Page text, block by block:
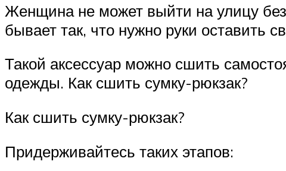
Женщина не может выйти на улицу без
бывает так, что нужно руки оставить
Такой аксессуар можно сшить
одежды. Как сшить сумку-рюкзак?
Как сшить сумку-рюкзак?
Придерживайтесь таких этапов: